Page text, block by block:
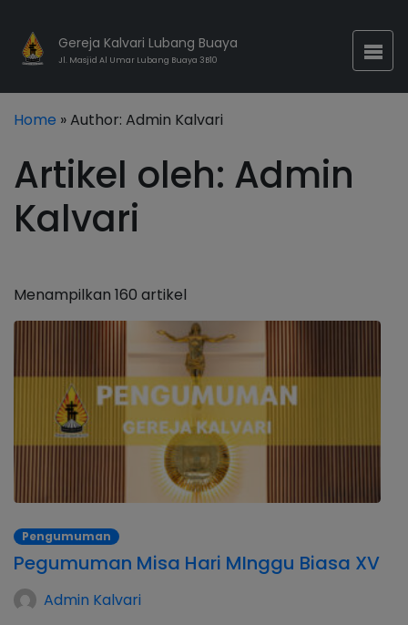
Gereja Kalvari Lubang Buaya
Jl. Masjid Al Umar Lubang Buaya 3B10
Home » Author: Admin Kalvari
Artikel oleh: Admin
Kalvari
Menampilkan 160 artikel
Pengumuman
Pegumuman Misa Hari MInggu Biasa XV
Admin Kalvari